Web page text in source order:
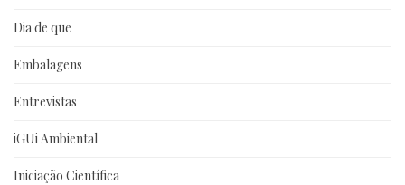
Dia de que
Embalagens
Entrevistas
iGUi Ambiental
Iniciação Científica